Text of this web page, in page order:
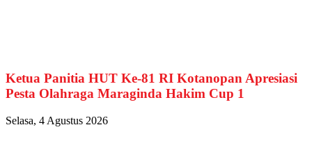
Ketua Panitia HUT Ke-81 RI Kotanopan Apresiasi
Pesta Olahraga Maraginda Hakim Cup 1
Selasa, 4 Agustus 2026